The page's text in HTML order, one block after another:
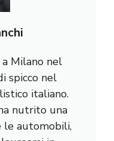
a Milano nel
spicco nel
italiano.
nutrito una
le automobili,